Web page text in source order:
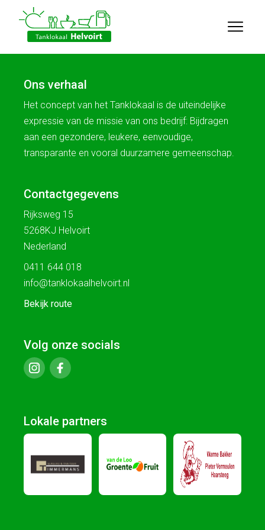
Ons verhaal
Het concept van het Tanklokaal is de uiteindelijke
expressie van de missie van ons bedrijf: Bijdragen
aan een gezondere, leukere, eenvoudige,
transparante en vooral duurzamere gemeenschap.
Contactgegevens
Rijksweg 15
5268KJ Helvoirt
Nederland
0411 644 018
info@tanklokaalhelvoirt.nl
Bekijk route
Volg onze socials
Lokale partners